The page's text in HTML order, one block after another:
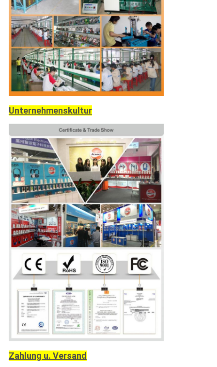
Unternehmenskultur
Zahlung u. Versand